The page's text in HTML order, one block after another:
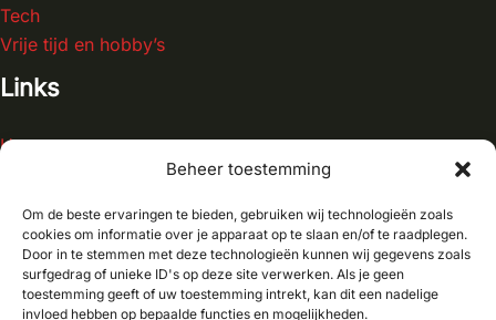
Beheer toestemming
Om de beste ervaringen te bieden, gebruiken wij technologieën zoals
cookies om informatie over je apparaat op te slaan en/of te raadplegen.
Door in te stemmen met deze technologieën kunnen wij gegevens zoals
surfgedrag of unieke ID's op deze site verwerken. Als je geen
toestemming geeft of uw toestemming intrekt, kan dit een nadelige
invloed hebben op bepaalde functies en mogelijkheden.
Tech
Vrije tijd en hobby’s
Links
Home
Over ons